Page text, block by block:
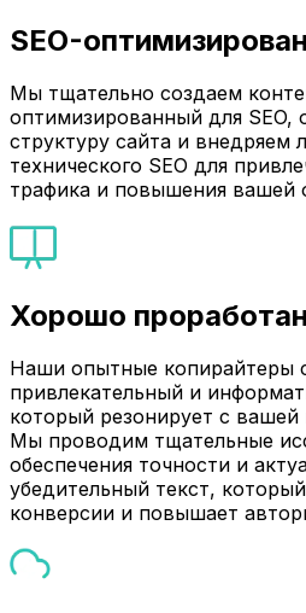
SEO-
Мы тщательно создаем
оптимизированный для SEO,
структуру сайта и внедряем
технического SEO для
трафика и повышения вашей
Хорошо
Наши опытные копирайтеры
привлекательный и
который резонирует с вашей
Мы проводим тщательные
обеспечения точности и
убедительный текст,
конверсии и повышает